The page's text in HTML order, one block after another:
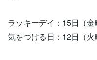
ラッキーデイ：15日（金
気をつける日：12日（火